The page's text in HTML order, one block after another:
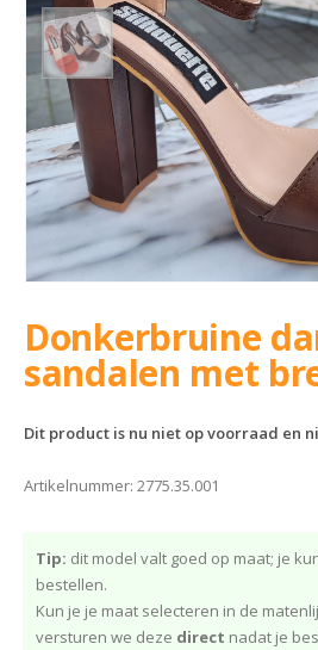
Donkerbruine
sandalen met
Dit product is nu niet op voorraad en
Artikelnummer: 2775.35.001
Tip: dit model valt goed op maat; je
bestellen.
Kun je je maat selecteren in de
versturen we deze direct nadat je